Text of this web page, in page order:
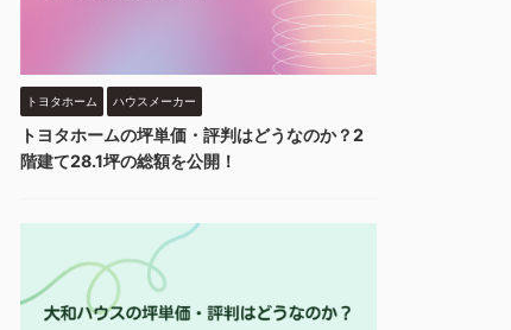
トヨタホーム ハウスメーカー
トヨタホームの坪単価・評判はどうなのか？2
階建て28.1坪の総額を公開！